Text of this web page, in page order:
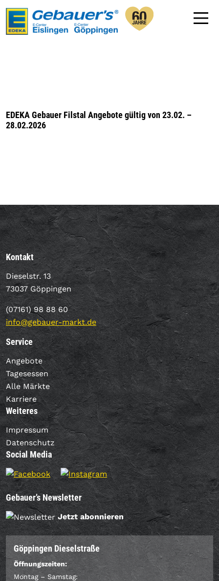
EDEKA Gebauer Filstal Angebote gültig von 23.02. –
28.02.2026
Kontakt
Dieselstr. 13
73037 Göppingen
(07161) 98 88 60
info@gebauer-markt.de
Service
Angebote
Tagesessen
Alle Märkte
Karriere
Weiteres
Impressum
Datenschutz
Social Media
Gebauer’s Newsletter
Jetzt abonnieren
Göppingen Dieselstraße
Öffnungszeiten:
Montag – Samstag: